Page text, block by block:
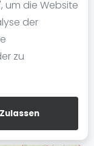
um die Website
der
zu
Zulassen